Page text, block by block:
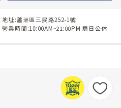
地址:蘆洲區三民路252-1號
營業時間:10:00AM~21:00PM 周日公休